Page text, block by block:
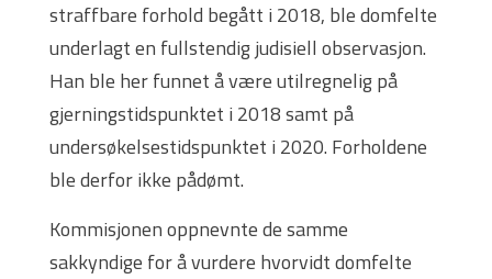
straffbare forhold begått i 2018, ble domfelte
underlagt en fullstendig judisiell observasjon.
Han ble her funnet å være utilregnelig på
gjerningstidspunktet i 2018 samt på
undersøkelsestidspunktet i 2020. Forholdene
ble derfor ikke pådømt.
Kommisjonen oppnevnte de samme
sakkyndige for å vurdere hvorvidt domfelte